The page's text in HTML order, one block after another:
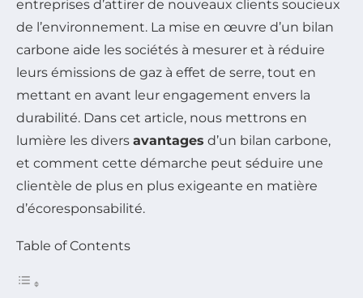
entreprises d’attirer de nouveaux clients soucieux
de l’environnement. La mise en œuvre d’un bilan
carbone aide les sociétés à mesurer et à réduire
leurs émissions de gaz à effet de serre, tout en
mettant en avant leur engagement envers la
durabilité. Dans cet article, nous mettrons en
lumière les divers avantages d’un bilan carbone,
et comment cette démarche peut séduire une
clientèle de plus en plus exigeante en matière
d’écoresponsabilité.
Table of Contents